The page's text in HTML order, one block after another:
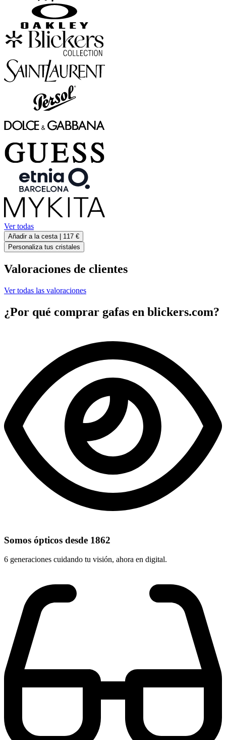
Ver todas
Añadir a la cesta | 117 €
Personaliza tus cristales
Valoraciones de clientes
Ver todas las valoraciones
¿Por qué comprar gafas en blickers.com?
Somos ópticos desde 1862
6 generaciones cuidando tu visión, ahora en digital.